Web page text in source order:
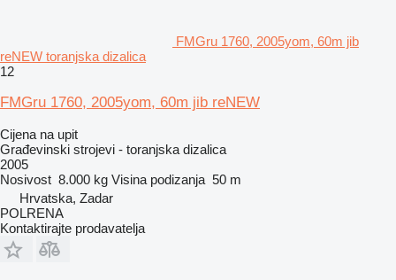
FMGru 1760, 2005yom, 60m jib
reNEW toranjska dizalica
12
FMGru 1760, 2005yom, 60m jib reNEW
Cijena na upit
Građevinski strojevi - toranjska dizalica
2005
Nosivost 8.000 kg Visina podizanja 50 m
Hrvatska, Zadar
POLRENA
Kontaktirajte prodavatelja